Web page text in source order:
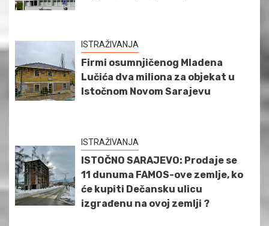
ISTRAŽIVANJA
Firmi osumnjičenog Mladena
Lučića dva miliona za objekat u
Istočnom Novom Sarajevu
ISTRAŽIVANJA
ISTOČNO SARAJEVO: Prodaje se
11 dunuma FAMOS-ove zemlje, ko
će kupiti Dečansku ulicu
izgrađenu na ovoj zemlji ?